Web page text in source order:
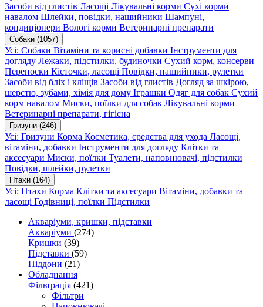
Засоби від глистів Ласощі Лікувальні корми Сухі корми
навалом Шлейки, повідки, нашийники Шампуні,
кондиціонери Вологі корми Ветеринарні препарати
Собаки (1057)
Усі: Собаки Вітаміни та корисні добавки Інструменти для
догляду Лежаки, підстилки, будиночки Сухий корм, консерви
Переноски Кісточки, ласощі Повідки, нашийники, рулетки
Засоби від бліх і кліщів Засоби від глистів Догляд за шкірою,
шерстю, зубами, хімія для дому Іграшки Одяг для собак Сухий
корм навалом Миски, поїлки для собак Лікувальні корми
Ветеринарні препарати, гігієна
Гризуни (246)
Усі: Гризуни Корма Косметика, средства для ухода Ласощі,
вітаміни, добавки Інструменти для догляду Клітки та
аксесуари Миски, поїлки Туалети, наповнювачі, підстилки
Повідки, шлейки, рулетки
Птахи (164)
Усі: Птахи Корма Клітки та аксесуари Вітаміни, добавки та
ласощі Годівниці, поїлки Підстилки
Акваріуми, кришки, підставки
Акваріуми (274)
Кришки (39)
Підставки (59)
Піддони (21)
Обладнання
Фільтрація (421)
Фільтри